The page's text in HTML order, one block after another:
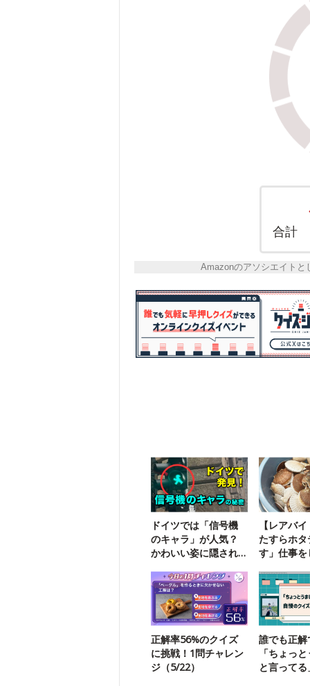
合計
Amazonのアソシエイトと
ドイツでは「信号機
のキャラ」が人気？
かわいい姿に隠され
【レアバ
たすらホ
す」仕事
正解率56%のクイズ
に挑戦！1問チャレン
ジ（5/22）
誰でも正
「ちょっ
と言って